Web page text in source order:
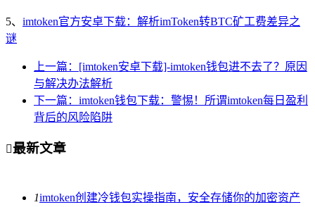
5、 imtoken官方安卓下载：解析imToken转BTC矿工费差异之
谜
上一篇：[imtoken安卓下载]-imtoken钱包进不去了？原因
与解决办法解析
下一篇：imtoken钱包下载：警惕！所谓imtoken每日盈利
背后的风险陷阱
最新文章
1imtoken创建冷钱包实操指南，安全存储你的加密资产